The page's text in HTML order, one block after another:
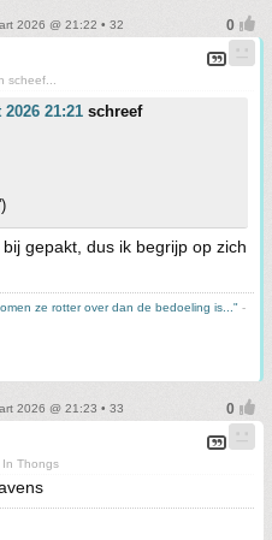
2026 @ 21:22 • 32
scheef...
21:21 schreef
gepakt, dus ik begrijp op zich
ze rotter over dan de bedoeling is..." -
2026 @ 21:23 • 33
Thongs